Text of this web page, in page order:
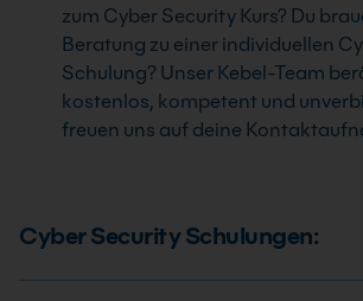
zum Cyber Security Kurs? Du
Beratung zu einer individuellen
Schulung? Unser Kebel-Team
kostenlos, kompetent und
freuen uns auf deine
Cyber Security Schulungen: